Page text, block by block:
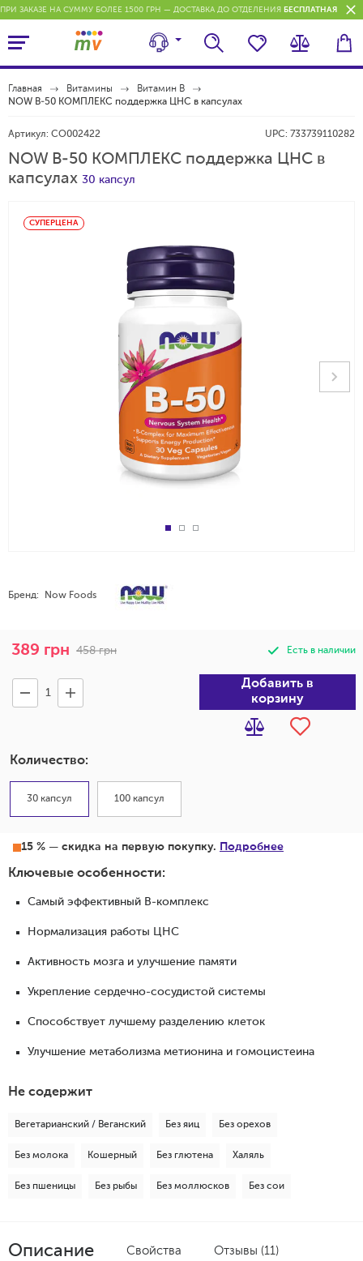
ПРИ ЗАКАЗЕ НА СУММУ БОЛЕЕ 1500 ГРН — ДОСТАВКА ДО ОТДЕЛЕНИЯ БЕСПЛАТНАЯ
Главная Витамины
Витамин В
NOW В-50 КОМПЛЕКС поддержка ЦНС в капсулах
Артикул: CO002422 UPC: 733739110282
NOW В-50 КОМПЛЕКС поддержка ЦНС в
капсулах 30 капсул
СУПЕРЦЕНА
Бренд: Now Foods
389 грн 458грн Есть в наличии
Добавить в
корзину
Количество:
30 капсул 100 капсул
15 % — скидка на первую покупку. Подробнее
Ключевые особенности:
Самый эффективный В-комплекс
Нормализация работы ЦНС
Активность мозга и улучшение памяти
Укрепление сердечно-сосудистой системы
Способствует лучшему разделению клеток
Улучшение метаболизма метионина и гомоцистеина
Не содержит
Вегетарианский / Веганский Без яиц Без орехов
Без молока Кошерный Без глютена Халяль
Без пшеницы Без рыбы Без моллюсков Без сои
Описание Свойства Отзывы (11)